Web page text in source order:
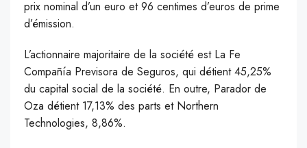
prix nominal d’un euro et 96 centimes d’euros de prime
d’émission.
L’actionnaire majoritaire de la société est La Fe
Compañía Previsora ​​de Seguros, qui détient 45,25%
du capital social de la société. En outre, Parador de
Oza détient 17,13% des parts et Northern
Technologies, 8,86%.